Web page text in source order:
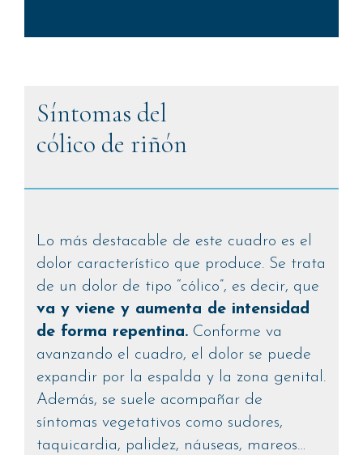
Síntomas del
cólico de riñón
Lo más destacable de este cuadro es el
dolor característico que produce. Se trata
de un dolor de tipo “cólico”, es decir, que
va y viene y aumenta de intensidad
de forma repentina. Conforme va
avanzando el cuadro, el dolor se puede
expandir por la espalda y la zona genital.
Además, se suele acompañar de
síntomas vegetativos como sudores,
taquicardia, palidez, náuseas, mareos…